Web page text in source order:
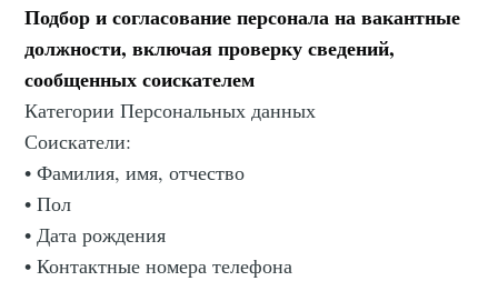
Подбор и согласование персонала на вакантные
должности, включая проверку сведений,
сообщенных соискателем
Категории Персональных данных
Соискатели:
• Фамилия, имя, отчество
• Пол
• Дата рождения
• Контактные номера телефона